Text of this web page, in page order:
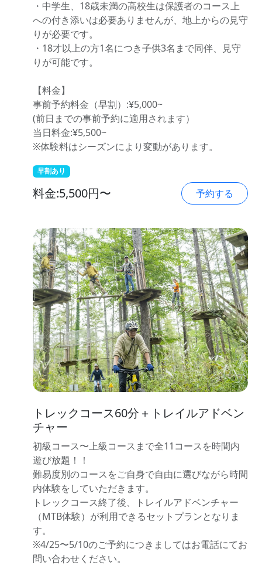
・中学生、18歳未満の高校生は保護者のコース上
への付き添いは必要ありませんが、地上からの見守
りが必要です。
・18才以上の方1名につき子供3名まで同伴、見守
りが可能です。
【料金】
事前予約料金（早割）:¥5,000~
(前日までの事前予約に適用されます）
当日料金:¥5,500~
※体験料はシーズンにより変動があります。
早割あり
料金:5,500円〜 予約する
トレックコース60分＋トレイルアドベン
チャー
初級コース〜上級コースまで全11コースを時間内
遊び放題！！
難易度別のコースをご自身で自由に選びながら時間
内体験をしていただきます。
トレックコース終了後、トレイルアドベンチャー
（MTB体験）が利用できるセットプランとなりま
す。
※4/25〜5/10のご予約につきましてはお電話にてお
問い合わせください。